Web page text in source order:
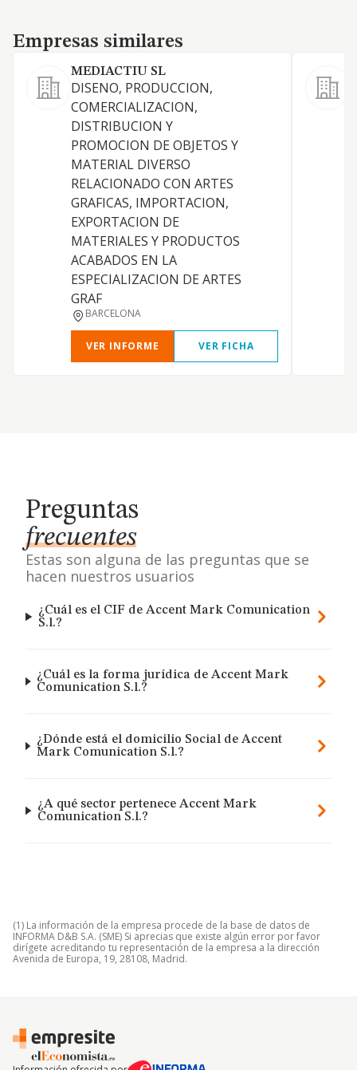
Empresas similares
Empresas similares
MEDIACTIU SL
DISENO, PRODUCCION,
COMERCIALIZACION,
DISTRIBUCION Y
PROMOCION DE OBJETOS Y
MATERIAL DIVERSO
RELACIONADO CON ARTES
GRAFICAS, IMPORTACION,
EXPORTACION DE
MATERIALES Y PRODUCTOS
ACABADOS EN LA
ESPECIALIZACION DE ARTES
GRAF
BARCELONA
VER INFORME VER FICHA
Preguntas
frecuentes
Estas son alguna de las preguntas que se
hacen nuestros usuarios
¿Cuál es el CIF de Accent Mark Comunication
S.l.?
¿Cuál es la forma jurídica de Accent Mark
Comunication S.l.?
¿Dónde está el domicilio Social de Accent
Mark Comunication S.l.?
¿A qué sector pertenece Accent Mark
Comunication S.l.?
(1) La información de la empresa procede de la base de datos de
INFORMA D&B S.A. (SME) Si aprecias que existe algún error por favor
dirígete acreditando tu representación de la empresa a la dirección
Avenida de Europa, 19, 28108, Madrid.